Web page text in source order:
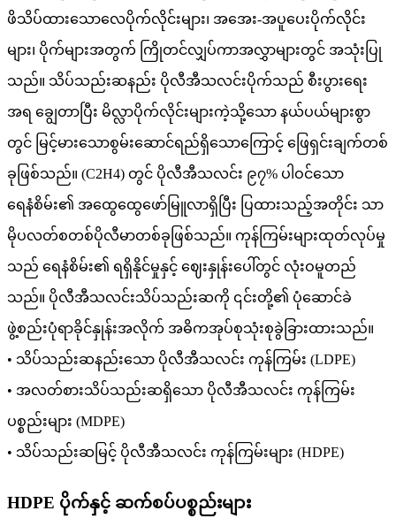
ဖိသိပ်ထားသောလေပိုက်လိုင်းများ၊ အအေး-အပူပေးပိုက်လိုင်း
များ၊ ပိုက်များအတွက် ကြိုတင်လျှပ်ကာအလွှာများတွင် အသုံးပြု
သည်။ သိပ်သည်းဆနည်း ပိုလီအီသလင်းပိုက်သည် စီးပွားရေး
အရ ချွေတာပြီး မိလ္လာပိုက်လိုင်းများကဲ့သို့သော နယ်ပယ်များစွာ
တွင် မြင့်မားသောစွမ်းဆောင်ရည်ရှိသောကြောင့် ဖြေရှင်းချက်တစ်
ခုဖြစ်သည်။ (C2H4) တွင် ပိုလီအီသလင်း ၉၇% ပါဝင်သော
ရေနံစိမ်း၏ အထွေထွေဖော်မြူလာရှိပြီး ပြထားသည့်အတိုင်း သာ
မိုပလတ်စတစ်ပိုလီမာတစ်ခုဖြစ်သည်။ ကုန်ကြမ်းများထုတ်လုပ်မှု
သည် ရေနံစိမ်း၏ ရရှိနိုင်မှုနှင့် ဈေးနှုန်းပေါ်တွင် လုံးဝမူတည်
သည်။ ပိုလီအီသလင်းသိပ်သည်းဆကို ၎င်းတို့၏ ပုံဆောင်ခဲ
ဖွဲ့စည်းပုံရာခိုင်နှုန်းအလိုက် အဓိကအုပ်စုသုံးစုခွဲခြားထားသည်။
• သိပ်သည်းဆနည်းသော ပိုလီအီသလင်း ကုန်ကြမ်း (LDPE)
• အလတ်စားသိပ်သည်းဆရှိသော ပိုလီအီသလင်း ကုန်ကြမ်း
ပစ္စည်းများ (MDPE)
• သိပ်သည်းဆမြင့် ပိုလီအီသလင်း ကုန်ကြမ်းများ (HDPE)
HDPE ပိုက်နှင့် ဆက်စပ်ပစ္စည်းများ